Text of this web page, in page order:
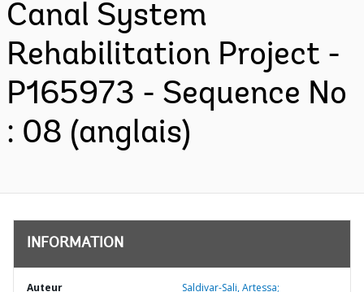
Canal System
Rehabilitation Project -
P165973 - Sequence No
: 08 (anglais)
INFORMATION
Auteur Saldivar-Sali, Artessa;